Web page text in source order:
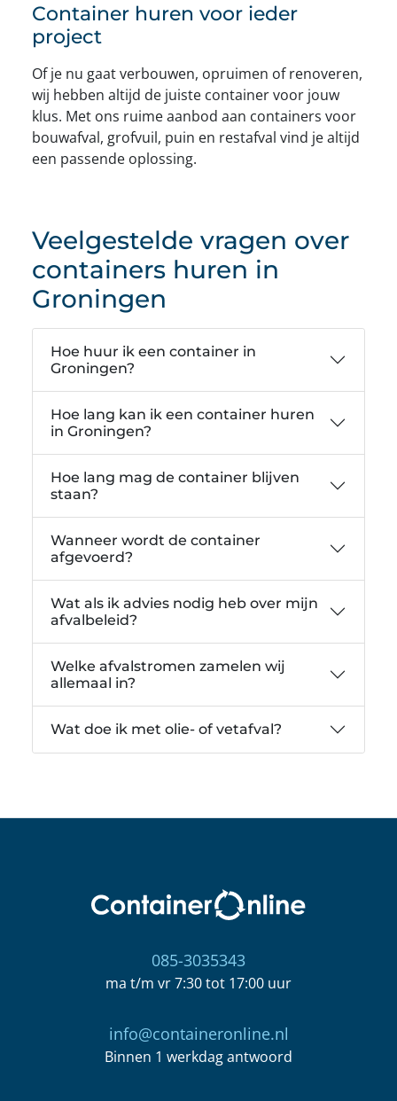
Container huren voor ieder
project
Of je nu gaat verbouwen, opruimen of renoveren,
wij hebben altijd de juiste container voor jouw
klus. Met ons ruime aanbod aan containers voor
bouwafval, grofvuil, puin en restafval vind je altijd
een passende oplossing.
Veelgestelde vragen over
containers huren in
Groningen
Hoe huur ik een container in
Groningen?
Hoe lang kan ik een container huren
in Groningen?
Hoe lang mag de container blijven
staan?
Wanneer wordt de container
afgevoerd?
Wat als ik advies nodig heb over mijn
afvalbeleid?
Welke afvalstromen zamelen wij
allemaal in?
Wat doe ik met olie- of vetafval?
085-3035343
ma t/m vr 7:30 tot 17:00 uur
info@containeronline.nl
Binnen 1 werkdag antwoord